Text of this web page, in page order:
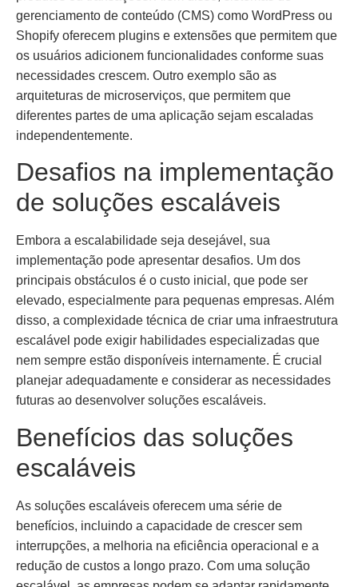
gerenciamento de conteúdo (CMS) como WordPress ou
Shopify oferecem plugins e extensões que permitem que
os usuários adicionem funcionalidades conforme suas
necessidades crescem. Outro exemplo são as
arquiteturas de microserviços, que permitem que
diferentes partes de uma aplicação sejam escaladas
independentemente.
Desafios na implementação
de soluções escaláveis
Embora a escalabilidade seja desejável, sua
implementação pode apresentar desafios. Um dos
principais obstáculos é o custo inicial, que pode ser
elevado, especialmente para pequenas empresas. Além
disso, a complexidade técnica de criar uma infraestrutura
escalável pode exigir habilidades especializadas que
nem sempre estão disponíveis internamente. É crucial
planejar adequadamente e considerar as necessidades
futuras ao desenvolver soluções escaláveis.
Benefícios das soluções
escaláveis
As soluções escaláveis oferecem uma série de
benefícios, incluindo a capacidade de crescer sem
interrupções, a melhoria na eficiência operacional e a
redução de custos a longo prazo. Com uma solução